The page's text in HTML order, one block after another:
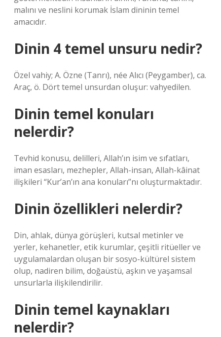
malını ve neslini korumak İslam dininin temel
amacıdır.
Dinin 4 temel unsuru nedir?
Özel vahiy; A. Özne (Tanrı), née Alıcı (Peygamber), ca.
Araç, ö. Dört temel unsurdan oluşur: vahyedilen.
Dinin temel konuları
nelerdir?
Tevhid konusu, delilleri, Allah’ın isim ve sıfatları,
iman esasları, mezhepler, Allah-insan, Allah-kâinat
ilişkileri “Kur’an’ın ana konuları”nı oluşturmaktadır.
Dinin özellikleri nelerdir?
Din, ahlak, dünya görüşleri, kutsal metinler ve
yerler, kehanetler, etik kurumlar, çeşitli ritüeller ve
uygulamalardan oluşan bir sosyo-kültürel sistem
olup, nadiren bilim, doğaüstü, aşkın ve yaşamsal
unsurlarla ilişkilendirilir.
Dinin temel kaynakları
nelerdir?